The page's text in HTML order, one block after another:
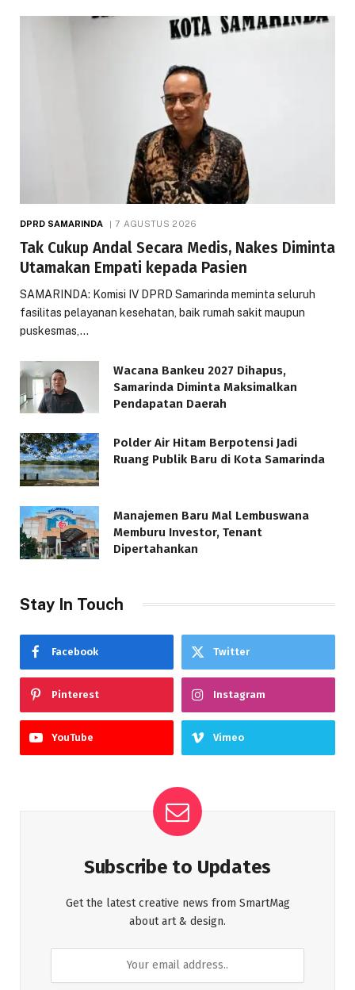
DPRD SAMARINDA 7 AGUSTUS 2026
Tak Cukup Andal Secara Medis, Nakes Diminta
Utamakan Empati kepada Pasien
SAMARINDA: Komisi IV DPRD Samarinda meminta seluruh
fasilitas pelayanan kesehatan, baik rumah sakit maupun
puskesmas,…
Wacana Bankeu 2027 Dihapus,
Samarinda Diminta Maksimalkan
Pendapatan Daerah
Polder Air Hitam Berpotensi Jadi
Ruang Publik Baru di Kota Samarinda
Manajemen Baru Mal Lembuswana
Memburu Investor, Tenant
Dipertahankan
Stay In Touch
Facebook Twitter
Pinterest Instagram
YouTube Vimeo
Subscribe to Updates
Get the latest creative news from SmartMag
about art & design.